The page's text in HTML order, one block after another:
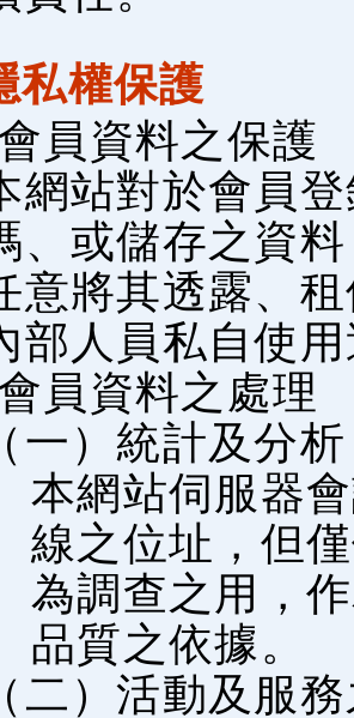
私權保護
員資料之保護
網站對於會員
、或儲存之資
意將其透露、
部人員私自使
員資料之處理
（一）統計及分析
本網站伺服器
線之位址，但
為調查之用，
品質之依據。
（二）活動及服